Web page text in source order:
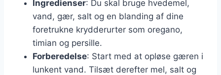
Ingredienser: Du skal bruge hvedemel,
vand, gær, salt og en blanding af dine
foretrukne krydderurter som oregano,
timian og persille.
Forberedelse: Start med at opløse gæren i
lunkent vand. Tilsæt derefter mel, salt og